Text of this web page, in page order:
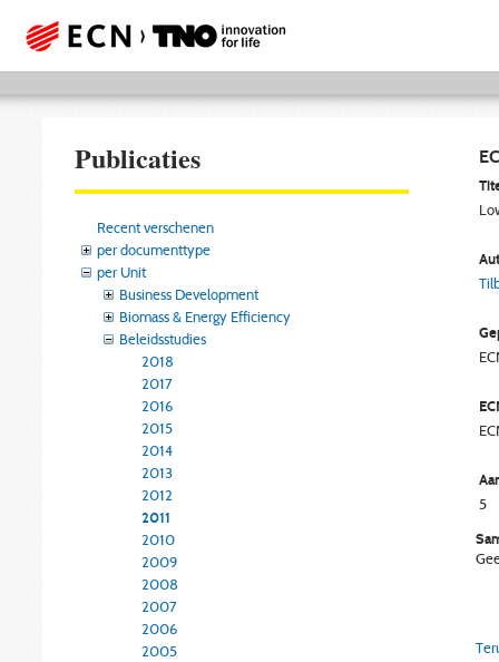
Publicaties
Recent verschenen
per documenttype
per Unit
Business Development
Biomass & Energy Efficiency
Beleidsstudies
2018
2017
2016
2015
2014
2013
2012
2011
2010
2009
2008
2007
2006
2005
5